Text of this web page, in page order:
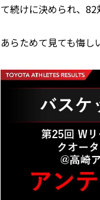
て続けに決められ、82
あらためて見ても悔し